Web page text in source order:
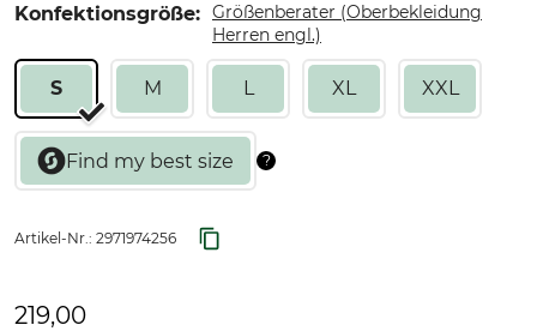
Konfektionsgröße: Größenberater (Oberbekleidung
Herren engl.)
S M L XL XXL
Artikel-Nr.: 2971974256
219,00